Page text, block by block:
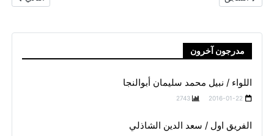
مدرجون آخرون
اللواء / نبيل محمد سليمان أبوالنجا
2016-01-22
2743
الفريق اول / سعد الدين الشاذلي